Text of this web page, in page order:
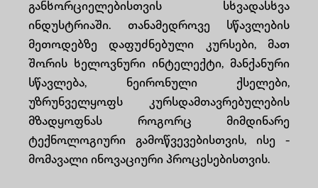
ხშირად დასმული კითხვები
განხორციელებისთვის სხვადასხვა
ინდუსტრიაში. თანამედროვე სწავლების
მეთოდებზე დაფუძნებული კურსები, მათ
შორის ხელოვნური ინტელექტი, მანქანური
სწავლება, ნეირონული ქსელები,
უზრუნველყოფს კურსდამთავრებულების
მზადყოფნას როგორც მიმდინარე
ტექნოლოგიური გამოწვევებისთვის, ისე -
მომავალი ინოვაციური პროცესებისთვის.